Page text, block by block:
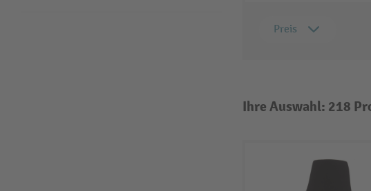
Preis
Ihre Auswahl: 218